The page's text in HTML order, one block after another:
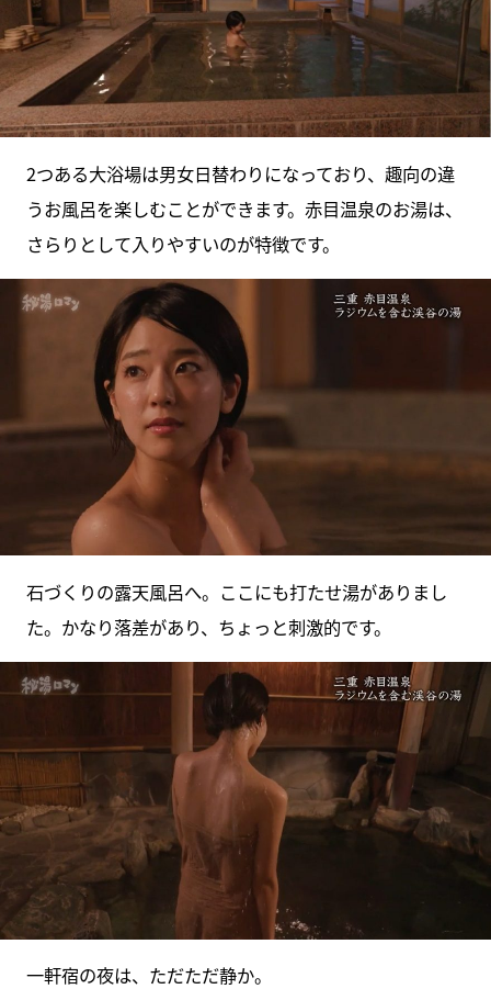
2つある大浴場は男女日替わりになっており、趣向の違
うお風呂を楽しむことができます。赤目温泉のお湯は、
さらりとして入りやすいのが特徴です。
石づくりの露天風呂へ。ここにも打たせ湯がありまし
た。かなり落差があり、ちょっと刺激的です。
一軒宿の夜は、ただただ静か。